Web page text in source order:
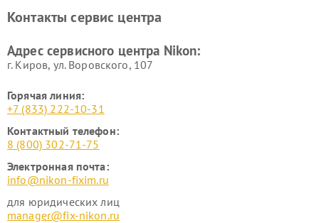
Контакты сервис центра
Адрес сервисного центра Nikon:
г. Киров, ул. Воровского, 107
Горячая линия:
+7 (833) 222-10-31
Контактный телефон:
8 (800) 302-71-75
Электронная почта:
info@nikon-fixim.ru
для юридических лиц
manager@fix-nikon.ru